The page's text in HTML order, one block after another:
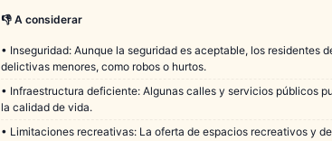
👎 A considerar
• Inseguridad: Aunque la seguridad es aceptable, los residentes
delictivas menores, como robos o hurtos.
• Infraestructura deficiente: Algunas calles y servicios públicos
la calidad de vida.
• Limitaciones recreativas: La oferta de espacios recreativos y